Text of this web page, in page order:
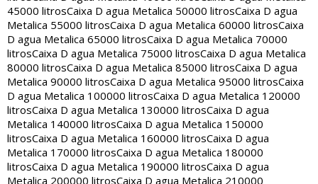
45000 litrosCaixa D agua Metalica 50000 litrosCaixa D agua
Metalica 55000 litrosCaixa D agua Metalica 60000 litrosCaixa
D agua Metalica 65000 litrosCaixa D agua Metalica 70000
litrosCaixa D agua Metalica 75000 litrosCaixa D agua Metalica
80000 litrosCaixa D agua Metalica 85000 litrosCaixa D agua
Metalica 90000 litrosCaixa D agua Metalica 95000 litrosCaixa
D agua Metalica 100000 litrosCaixa D agua Metalica 120000
litrosCaixa D agua Metalica 130000 litrosCaixa D agua
Metalica 140000 litrosCaixa D agua Metalica 150000
litrosCaixa D agua Metalica 160000 litrosCaixa D agua
Metalica 170000 litrosCaixa D agua Metalica 180000
litrosCaixa D agua Metalica 190000 litrosCaixa D agua
Metalica 200000 litrosCaixa D agua Metalica 210000